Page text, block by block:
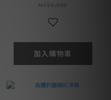
NT$1,590
加入購物車